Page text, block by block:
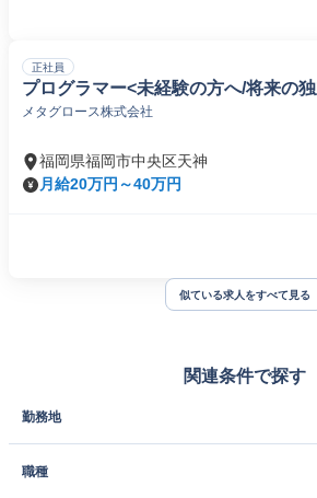
正社員
プログラマー<未経験の方へ/将来の
メタグロース株式会社
福岡県福岡市中央区天神
月給20万円～40万円
似ている求人をすべて見る
関連条件で探す
勤務地
職種